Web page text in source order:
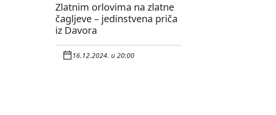
Zlatnim orlovima na zlatne
čagljeve – jedinstvena priča
iz Davora
16.12.2024. u 20:00